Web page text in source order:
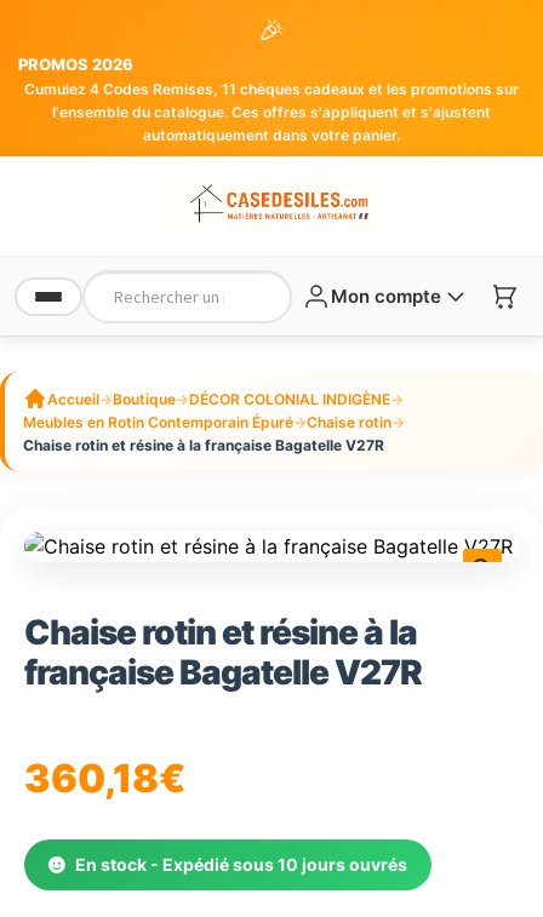
🎉
PROMOS 2026
Cumulez 4 Codes Remises, 11 chèques cadeaux et les promotions sur
l'ensemble du catalogue. Ces offres s'appliquent et s'ajustent
automatiquement dans votre panier.
Mon compte
Accueil→Boutique→DÉCOR COLONIAL INDIGÈNE→
Meubles en Rotin Contemporain Épuré→Chaise rotin→
Chaise rotin et résine à la française Bagatelle V27R
Chaise rotin et résine à la
française Bagatelle V27R
360,18€
En stock - Expédié sous 10 jours ouvrés